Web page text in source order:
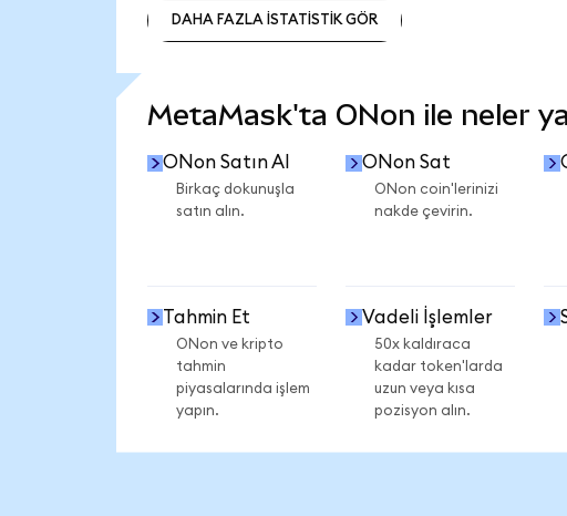
DAHA FAZLA İSTATİSTİK GÖR
MetaMask'ta ONon ile neler
ONon Satın Al
Birkaç dokunuşla
satın alın.
ONon Sat
ONon coin'lerinizi
nakde çevirin.
Tahmin Et
ONon ve kripto
tahmin
piyasalarında işlem
yapın.
Vadeli İşlemler
50x kaldıraca
kadar token'larda
uzun veya kısa
pozisyon alın.